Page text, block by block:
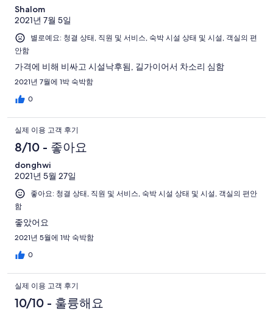
Shalom
2021년 7월 5일
별로예요: 청결 상태, 직원 및 서비스, 숙박 시설 상태 및 시설, 객실의 편
안함
가격에 비해 비싸고 시설낙후됨, 길가이어서 차소리 심함
2021년 7월에 1박 숙박함
0
실제 이용 고객 후기
8/10 - 좋아요
donghwi
2021년 5월 27일
좋아요: 청결 상태, 직원 및 서비스, 숙박 시설 상태 및 시설, 객실의 편안
함
좋았어요
2021년 5월에 1박 숙박함
0
실제 이용 고객 후기
10/10 - 훌륭해요